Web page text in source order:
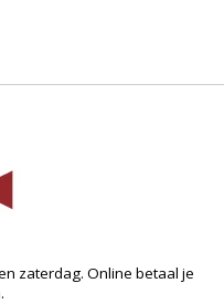
zaterdag. Online betaal je